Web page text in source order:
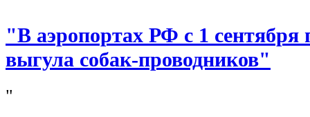
"В аэропортах РФ с 1 сентября
выгула собак-проводников"
"